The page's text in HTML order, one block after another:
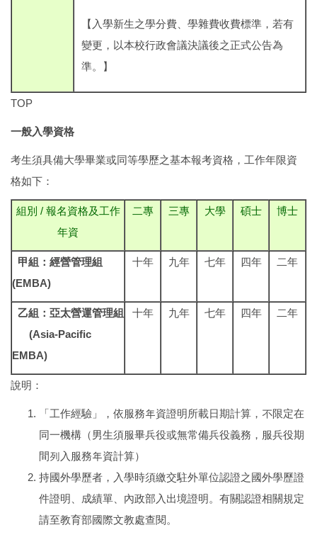
【入學新生之學分費、學雜費收費標準，若有
變更，以本校行政會議決議後之正式公告為
準。】
TOP
一般入學資格
考生須具備大學畢業或同等學歷之基本報考資格，工作年限資
格如下：
組別 / 報名資格及工作
年資
二專 三專 大學 碩士 博士
甲組：經營管理組
(EMBA)
十年 九年 七年 四年 二年
乙組：亞太營運管理組
(Asia-Pacific
EMBA)
十年 九年 七年 四年 二年
說明：
「工作經驗」，依服務年資證明所載日期計算，不限定在
同一機構（男生須服畢兵役或無常備兵役義務，服兵役期
間列入服務年資計算）
持國外學歷者，入學時須繳交駐外單位認證之國外學歷證
件證明、成績單、內政部入出境證明。有關認證相關規定
請至教育部國際文教處查閱。